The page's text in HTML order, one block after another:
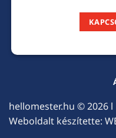
hellomester.hu © 2026 l
Weboldalt készítette: